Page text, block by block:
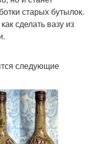
старых бутылок.
сделать вазу из
следующие